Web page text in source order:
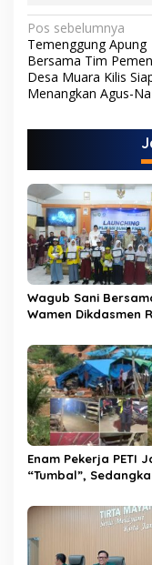
N
a
v
g
s
i
p
o
s
Pos sebelumnya
Temenggung Apung
Bersama Tim
Desa Muara Kilis
Menangkan Agus-
Wagub Sani
Wamen Dikdasmen
Pintar, Dorong
Transformasi Digital
Pendidikan di Jambi
Enam Pekerja PETI
“Tumbal”,
Limbur Lubuk
Kembali Beroperasi